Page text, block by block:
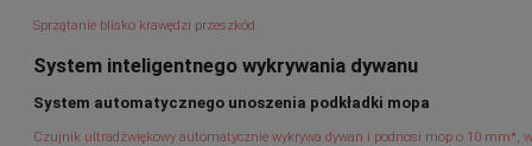
Sprzątanie blisko krawędzi przeszkód
System inteligentnego wykrywania dywanu
System automatycznego unoszenia podkładki mopa
Czujnik ultradźwiękowy automatycznie wykrywa dywan i podnosi mop o 10 mm*,